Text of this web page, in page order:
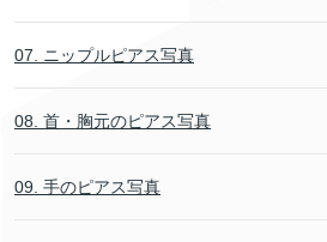
07. ニップルピアス写真
08. 首・胸元のピアス写真
09. 手のピアス写真